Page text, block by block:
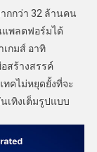
กกว่า 32 ล้านคน
แพลตฟอร์มได้
กมส์ อาทิ
อสร้างสรรค์
คไม่หยุดยั้งที่จะ
เทิงเต็มรูปแบบ